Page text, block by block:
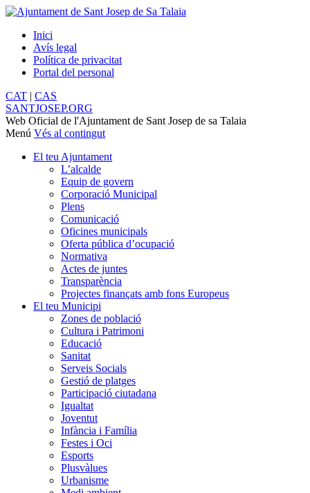
Inici
Avís legal
Política de privacitat
Portal del personal
CAT | CAS
SANTJOSEP.ORG
Web Oficial de l'Ajuntament de Sant Josep de sa Talaia
Menú Vés al contingut
El teu Ajuntament
L’alcalde
Equip de govern
Corporació Municipal
Plens
Comunicació
Oficines municipals
Oferta pública d’ocupació
Normativa
Actes de juntes
Transparència
Projectes finançats amb fons Europeus
El teu Municipi
Zones de població
Cultura i Patrimoni
Educació
Sanitat
Serveis Socials
Gestió de platges
Participació ciutadana
Igualtat
Joventut
Infància i Família
Festes i Oci
Esports
Plusvàlues
Urbanisme